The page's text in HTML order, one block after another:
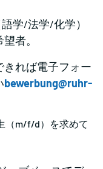
学/法学/化学）
者。
れば電子フォー
bewerbung@ruhr-
（m/f/d）を求めて